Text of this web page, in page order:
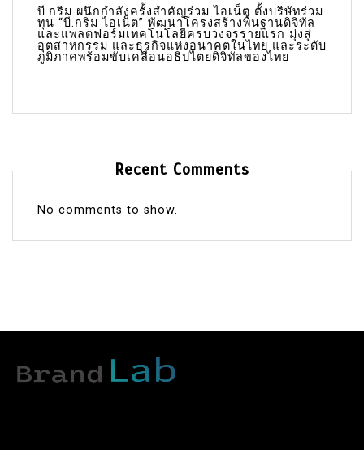
บี.กริม ผนึกกำลังครั้งสำคัญร่วม ไอเน็ต ตั้งบริษัทร่วม
ทุน “บี.กริม ไอเน็ต” พัฒนาโครงสร้างพื้นฐานดิจิทัล
และแพลตฟอร์มเทคโนโลยีครบวงจรรายแรก มุ่งสู่
อุตสาหกรรม และธุรกิจแห่งอนาคตในไทย และระดับ
ภูมิภาคพร้อมขับเคลื่อนอธิปไตยดิจิทัลของไทย
Recent Comments
No comments to show.